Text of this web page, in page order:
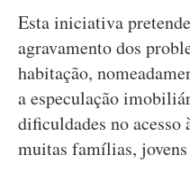
Esta iniciativa
agravamento dos
habitação,
a especulação
dificuldades no acesso
muitas famílias,